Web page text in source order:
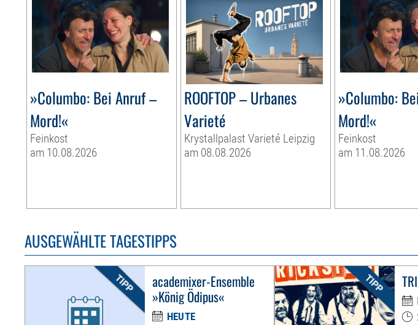
»Columbo: Bei Anruf –
Mord!«
Feinkost
am 10.08.2026
ROOFTOP – Urbanes
Varieté
Krystallpalast Varieté Leipzig
am 08.08.2026
»Columbo:
Mord!«
Feinkost
am 11.08.2026
AUSGEWÄHLTE TAGESTIPPS
academixer-Ensemble
»König Ödipus«
HEUTE